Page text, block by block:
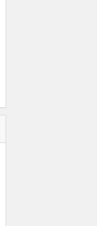
本联合完成
供应商